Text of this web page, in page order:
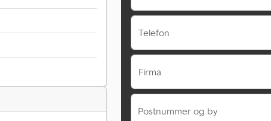
Telefon
Firma
Postnummer og by